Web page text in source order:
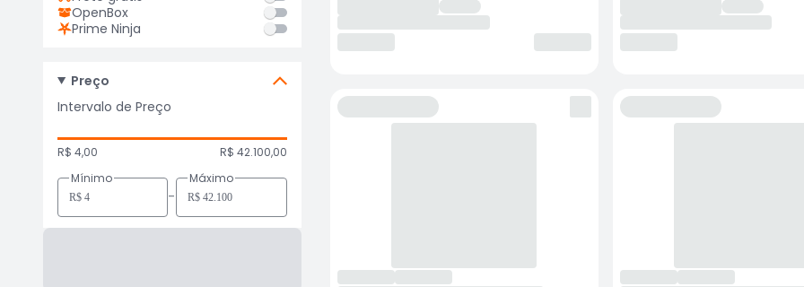
OpenBox
Prime Ninja
Preço
Intervalo de Preço
R$ 4,00
R$ 42.100,00
Mínimo
-
Máximo